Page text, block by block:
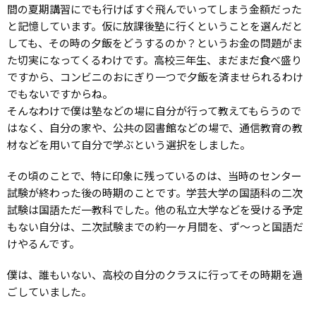
間の夏期講習にでも行けばすぐ飛んでいってしまう金額だった
と記憶しています。仮に放課後塾に行くということを選んだと
しても、その時の夕飯をどうするのか？というお金の問題がま
た切実になってくるわけです。高校三年生、まだまだ食べ盛り
ですから、コンビニのおにぎり一つで夕飯を済ませられるわけ
でもないですからね。
そんなわけで僕は塾などの場に自分が行って教えてもらうので
はなく、自分の家や、公共の図書館などの場で、通信教育の教
材などを用いて自分で学ぶという選択をしました。
その頃のことで、特に印象に残っているのは、当時のセンター
試験が終わった後の時期のことです。学芸大学の国語科の二次
試験は国語ただ一教科でした。他の私立大学などを受ける予定
もない自分は、二次試験までの約一ヶ月間を、ず〜っと国語だ
けやるんです。
僕は、誰もいない、高校の自分のクラスに行ってその時期を過
ごしていました。